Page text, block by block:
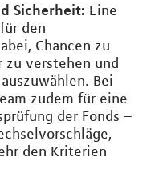
Sicherheit: Eine
den
Chancen zu
zu verstehen und
Bei
zudem für eine
der Fonds –
den Kriterien